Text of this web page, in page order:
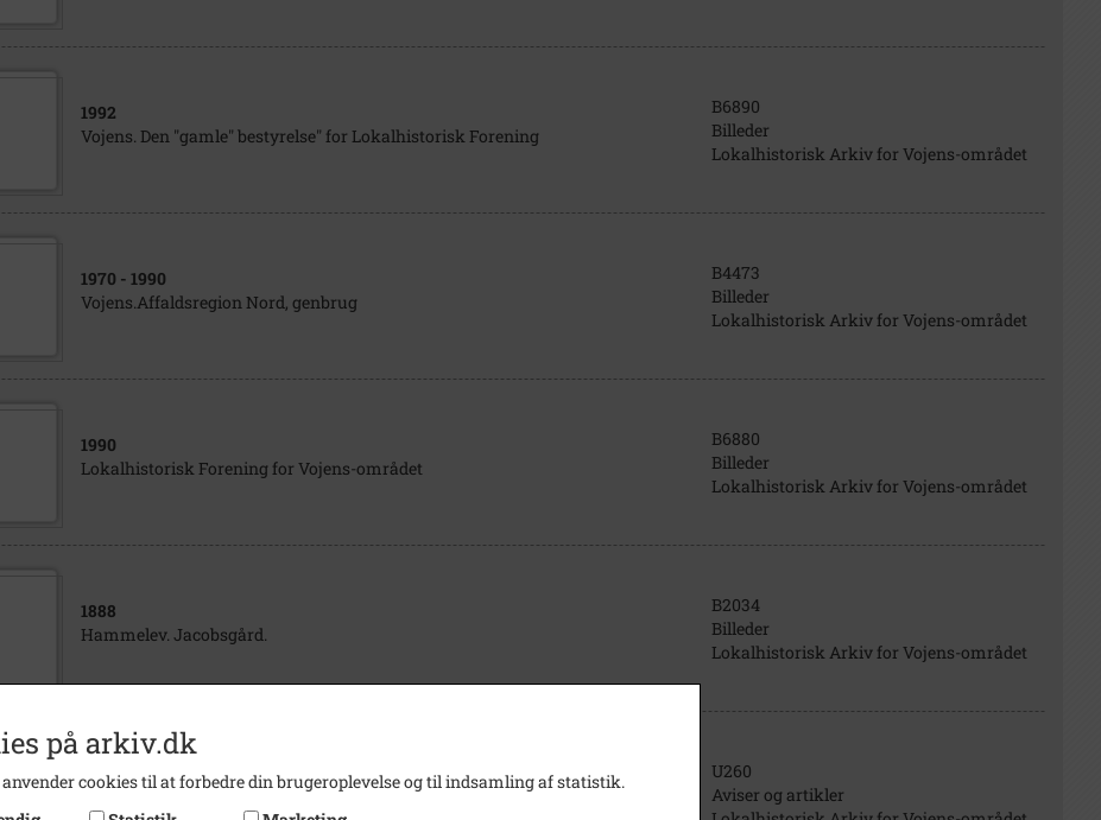
1992
Vojens. Den "gamle" bestyrelse" for Lokalhistorisk Forening
B6890
Billeder
Lokalhistorisk Arkiv for Vojens-området
1970 - 1990
Vojens.Affaldsregion Nord, genbrug
B4473
Billeder
Lokalhistorisk Arkiv for Vojens-området
1990
Lokalhistorisk Forening for Vojens-området
B6880
Billeder
Lokalhistorisk Arkiv for Vojens-området
1888
Hammelev. Jacobsgård.
B2034
Billeder
Lokalhistorisk Arkiv for Vojens-området
1989
U260
Aviser og artikler
på arkiv.dk
cookies til at forbedre din brugeroplevelse og til indsamling af statistik.